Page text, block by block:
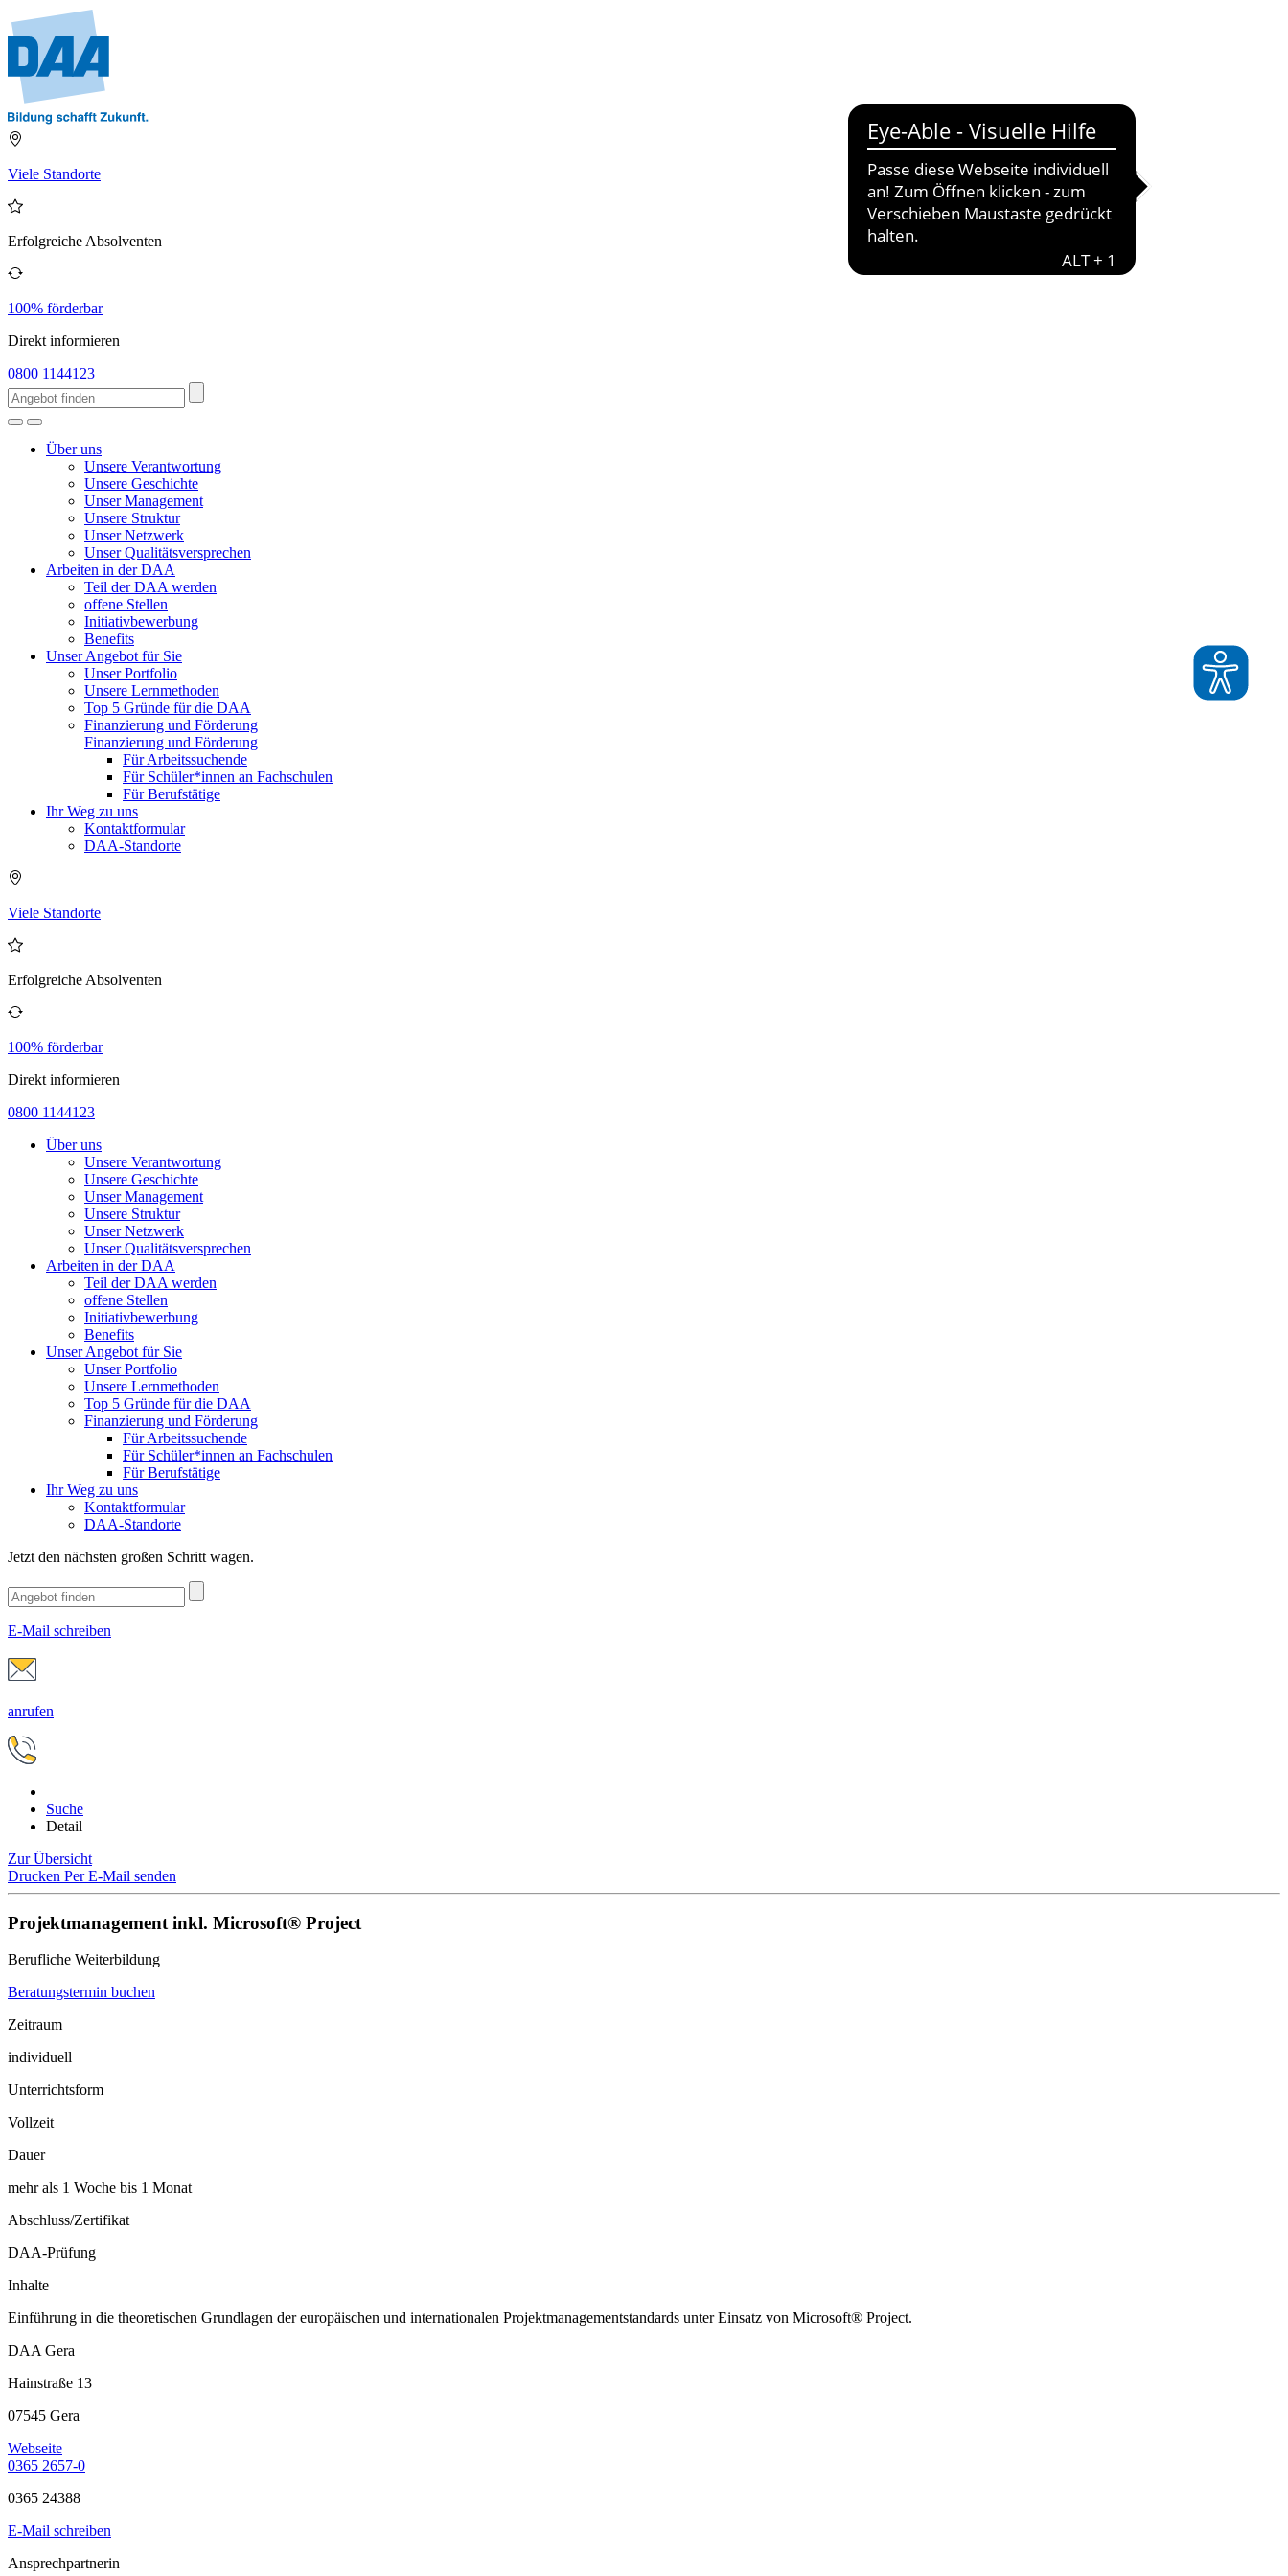
Viele Standorte
Erfolgreiche Absolventen
100% förderbar
Direkt informieren
0800 1144123
Über uns
Unsere Verantwortung
Unsere Geschichte
Unser Management
Unsere Struktur
Unser Netzwerk
Unser Qualitätsversprechen
Arbeiten in der DAA
Teil der DAA werden
offene Stellen
Initiativbewerbung
Benefits
Unser Angebot für Sie
Unser Portfolio
Unsere Lernmethoden
Top 5 Gründe für die DAA
Finanzierung und Förderung
Finanzierung und Förderung
Für Arbeitssuchende
Für Schüler*innen an Fachschulen
Für Berufstätige
Ihr Weg zu uns
Kontaktformular
DAA-Standorte
Viele Standorte
Erfolgreiche Absolventen
100% förderbar
Direkt informieren
0800 1144123
Über uns
Unsere Verantwortung
Unsere Geschichte
Unser Management
Unsere Struktur
Unser Netzwerk
Unser Qualitätsversprechen
Arbeiten in der DAA
Teil der DAA werden
offene Stellen
Initiativbewerbung
Benefits
Unser Angebot für Sie
Unser Portfolio
Unsere Lernmethoden
Top 5 Gründe für die DAA
Finanzierung und Förderung
Für Arbeitssuchende
Für Schüler*innen an Fachschulen
Für Berufstätige
Ihr Weg zu uns
Kontaktformular
DAA-Standorte
Jetzt den nächsten großen Schritt wagen.
E-Mail schreiben
anrufen
Suche
Detail
Zur Übersicht
Drucken Per E-Mail senden
Projektmanagement inkl. Microsoft® Project
Berufliche Weiterbildung
Beratungstermin buchen
Zeitraum
individuell
Unterrichtsform
Vollzeit
Dauer
mehr als 1 Woche bis 1 Monat
Abschluss/Zertifikat
DAA-Prüfung
Inhalte
Einführung in die theoretischen Grundlagen der europäischen und internationalen Projektmanagementstandards unter Einsatz von Microsoft® Project.
DAA Gera
Hainstraße 13
07545 Gera
Webseite
0365 2657-0
0365 24388
E-Mail schreiben
Ansprechpartnerin